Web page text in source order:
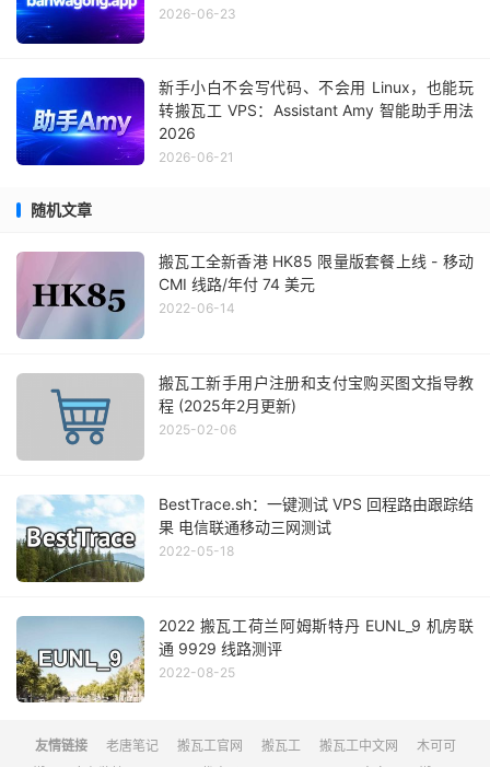
2026-06-23
新手小白不会写代码、不会用 Linux，也能玩
转搬瓦工 VPS：Assistant Amy 智能助手用法
2026
2026-06-21
随机文章
搬瓦工全新香港 HK85 限量版套餐上线 - 移动
CMI 线路/年付 74 美元
2022-06-14
搬瓦工新手用户注册和支付宝购买图文指导教
程 (2025年2月更新)
2025-02-06
BestTrace.sh：一键测试 VPS 回程路由跟踪结
果 电信联通移动三网测试
2022-05-18
2022 搬瓦工荷兰阿姆斯特丹 EUNL_9 机房联
通 9929 线路测评
2022-08-25
友情链接 老唐笔记 搬瓦工官网 搬瓦工 搬瓦工中文网
木可可